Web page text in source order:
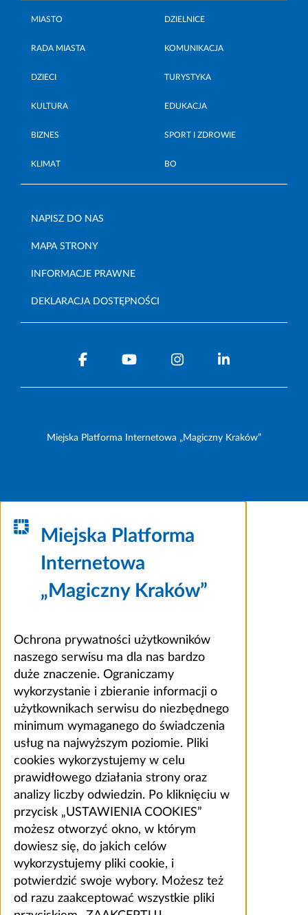
MIASTO DZIELNICE
RADA MIASTA KOMUNIKACJA
DZIECI TURYSTYKA
KULTURA EDUKACJA
BIZNES SPORT I ZDROWIE
KLIMAT BO
NAPISZ DO NAS
MAPA STRONY
INFORMACJE PRAWNE
DEKLARACJA DOSTĘPNOŚCI
Miejska Platforma Internetowa „Magiczny Kraków”
Miejska Platforma
Internetowa
„Magiczny Kraków”
Ochrona prywatności użytkowników
naszego serwisu ma dla nas bardzo
duże znaczenie. Ograniczamy
wykorzystanie i zbieranie informacji o
użytkownikach serwisu do niezbędnego
minimum wymaganego do świadczenia
usług na najwyższym poziomie. Pliki
cookies wykorzystujemy w celu
prawidłowego działania strony oraz
analizy liczby odwiedzin. Po kliknięciu w
przycisk „USTAWIENIA COOKIES”
możesz otworzyć okno, w którym
dowiesz się, do jakich celów
wykorzystujemy pliki cookie, i
potwierdzić swoje wybory. Możesz też
od razu zaakceptować wszystkie pliki